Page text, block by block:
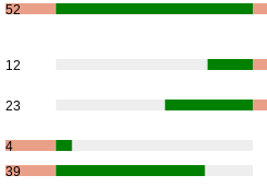
52
12
23
4
39